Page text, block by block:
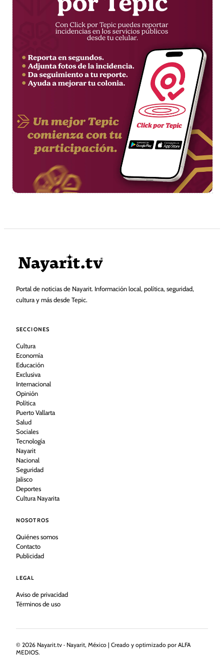
Portal de noticias de Nayarit. Información local, política, seguridad,
cultura y más desde Tepic.
SECCIONES
Cultura
Economía
Educación
Exclusiva
Internacional
Opinión
Política
Puerto Vallarta
Salud
Sociales
Tecnología
Nayarit
Nacional
Seguridad
Jalisco
Deportes
Cultura Nayarita
NOSOTROS
Quiénes somos
Contacto
Publicidad
LEGAL
Aviso de privacidad
Términos de uso
© 2026 Nayarit.tv · Nayarit, México | Creado y optimizado por ALFA
MEDIOS.